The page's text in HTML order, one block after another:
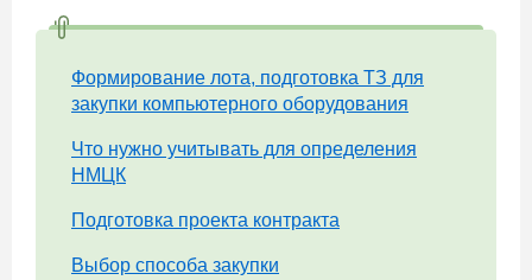
Формирование лота, подготовка ТЗ для
закупки компьютерного оборудования
Что нужно учитывать для определения
НМЦК
Подготовка проекта контракта
Выбор способа закупки